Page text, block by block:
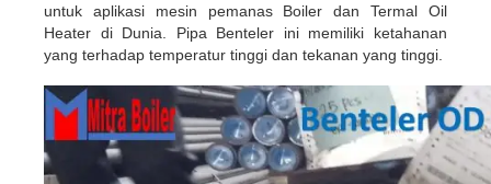
untuk aplikasi mesin pemanas Boiler dan Termal Oil
Heater di Dunia. Pipa Benteler ini memiliki ketahanan
yang terhadap temperatur tinggi dan tekanan yang tinggi.